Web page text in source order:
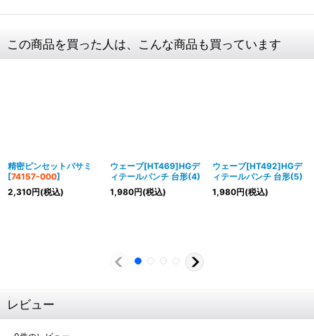
この商品を買った人は、こんな商品も買っています
精密ピンセットバサミ
[74157-000]
2,310円(税込)
ウェーブ[HT469]HGデ
ィテールパンチ 台形(4)
1,980円(税込)
ウェーブ[HT492]HGデ
ィテールパンチ 台形(5)
1,980円(税込)
レビュー